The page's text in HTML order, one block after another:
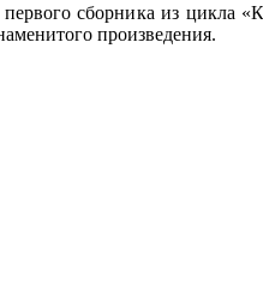
сборника из цикла
произведения.